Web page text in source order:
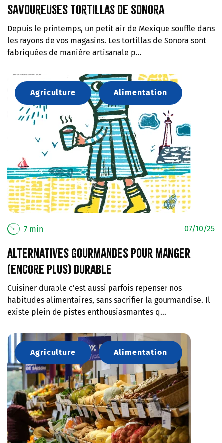
Savoureuses tortillas de sonora
Depuis le printemps, un petit air de Mexique souffle dans
les rayons de vos magasins. Les tortillas de Sonora sont
fabriquées de manière artisanale p…
Agriculture Alimentation
7 min 07/10/25
Alternatives gourmandes pour manger
(encore plus) durable
Cuisiner durable c’est aussi parfois repenser nos
habitudes alimentaires, sans sacrifier la gourmandise. Il
existe plein de pistes enthousiasmantes q…
Agriculture Alimentation